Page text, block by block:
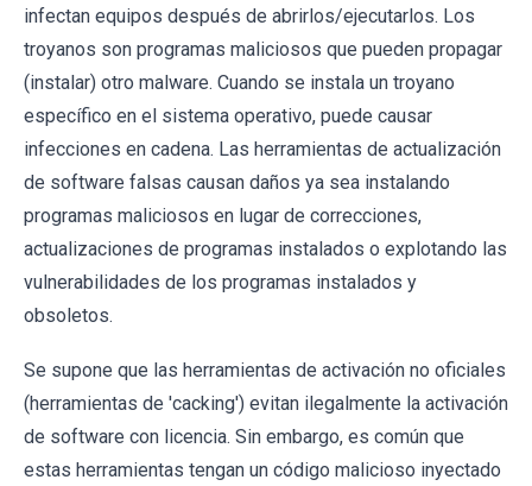
infectan equipos después de abrirlos/ejecutarlos. Los
troyanos son programas maliciosos que pueden propagar
(instalar) otro malware. Cuando se instala un troyano
específico en el sistema operativo, puede causar
infecciones en cadena. Las herramientas de actualización
de software falsas causan daños ya sea instalando
programas maliciosos en lugar de correcciones,
actualizaciones de programas instalados o explotando las
vulnerabilidades de los programas instalados y
obsoletos.
Se supone que las herramientas de activación no oficiales
(herramientas de 'cacking') evitan ilegalmente la activación
de software con licencia. Sin embargo, es común que
estas herramientas tengan un código malicioso inyectado